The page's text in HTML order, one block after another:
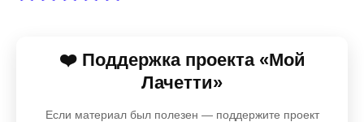
❤️ Поддержка проекта «Мой
Лачетти»
Если материал был полезен — поддержите проект